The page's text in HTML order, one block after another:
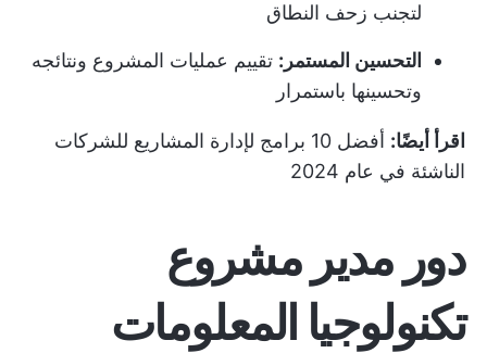
لتجنب زحف النطاق
التحسين المستمر: تقييم عمليات المشروع ونتائجه
وتحسينها باستمرار
اقرأ أيضًا:
أفضل 10 برامج لإدارة المشاريع للشركات
الناشئة في عام 2024
دور مدير مشروع
تكنولوجيا المعلومات